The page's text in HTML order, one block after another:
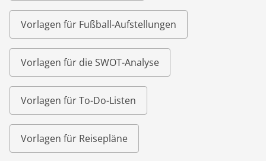
Vorlagen für Fußball-Aufstellungen
Vorlagen für die SWOT-Analyse
Vorlagen für To-Do-Listen
Vorlagen für Reisepläne